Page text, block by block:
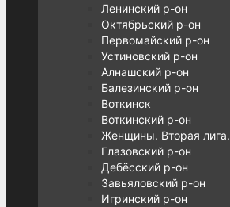
Ленинский р-он
Октябрьский р-он
Первомайский р-он
Устиновский р-он
Алнашский р-он
Балезинский р-он
Воткинск
Воткинский р-он
Женщины. Вторая лига.
Глазовский р-он
Дебёсский р-он
Завьяловский р-он
Игринский р-он